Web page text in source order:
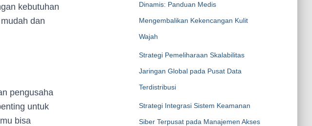
kebutuhan
dan
pengusaha
untuk
bisa
Dinamis: Panduan Medis
Mengembalikan Kekencangan Kulit
Wajah
Strategi Pemeliharaan Skalabilitas
Jaringan Global pada Pusat Data
Terdistribusi
Strategi Integrasi Sistem Keamanan
Siber Terpusat pada Manajemen Akses